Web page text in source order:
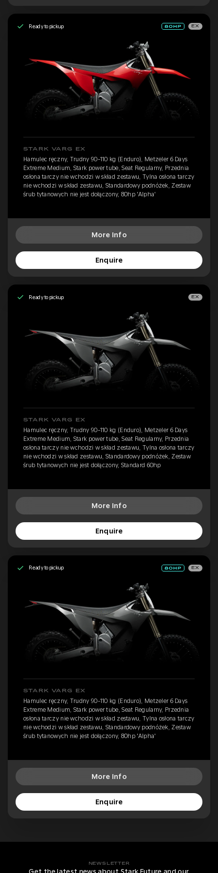
Ready to pickup EX
STARK VARG EX
Hamulec ręczny, Trudny 90-110 kg (Enduro), Metzeler 6 Days
Extreme Medium, Stark power tube, Seat Regularny, Przednia
osłona tarczy nie wchodzi w skład zestawu, Tylna osłona tarczy
nie wchodzi w skład zestawu, Standardowy podnóżek, Zestaw
śrub tytanowych nie jest dołączony, 80hp 'Alpha'
More Info
Enquire
Ready to pickup EX
STARK VARG EX
Hamulec ręczny, Trudny 90-110 kg (Enduro), Metzeler 6 Days
Extreme Medium, Stark power tube, Seat Regularny, Przednia
osłona tarczy nie wchodzi w skład zestawu, Tylna osłona tarczy
nie wchodzi w skład zestawu, Standardowy podnóżek, Zestaw
śrub tytanowych nie jest dołączony, Standard 60hp
More Info
Enquire
Ready to pickup EX
STARK VARG EX
Hamulec ręczny, Trudny 90-110 kg (Enduro), Metzeler 6 Days
Extreme Medium, Stark power tube, Seat Regularny, Przednia
osłona tarczy nie wchodzi w skład zestawu, Tylna osłona tarczy
nie wchodzi w skład zestawu, Standardowy podnóżek, Zestaw
śrub tytanowych nie jest dołączony, 80hp 'Alpha'
More Info
Enquire
NEWSLETTER
Get the latest news about Stark Future and our